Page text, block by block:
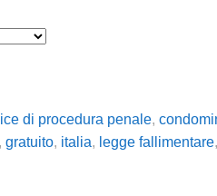
di procedura penale,
, gratuito, italia, legge fallimentare,